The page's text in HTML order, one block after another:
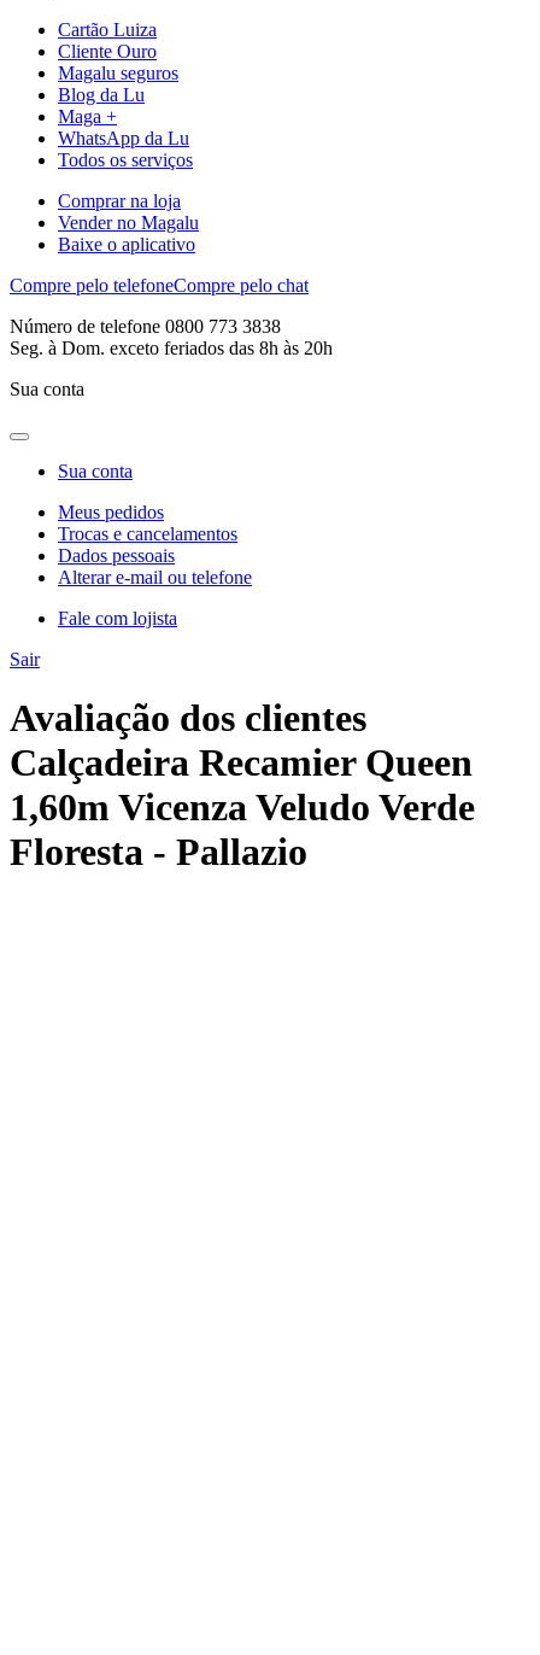
Cartão Luiza
Cliente Ouro
Magalu seguros
Blog da Lu
Maga +
WhatsApp da Lu
Todos os serviços
Comprar na loja
Vender no Magalu
Baixe o aplicativo
Compre pelo telefoneCompre pelo chat
Número de telefone 0800 773 3838
Seg. à Dom. exceto feriados das 8h às 20h
Sua conta
Sua conta
Meus pedidos
Trocas e cancelamentos
Dados pessoais
Alterar e-mail ou telefone
Fale com lojista
Sair
Avaliação dos clientes
Calçadeira Recamier Queen
1,60m Vicenza Veludo Verde
Floresta - Pallazio